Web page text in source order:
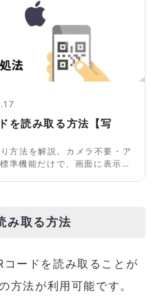
を読み取る方法【写
方法を解説。カメラ不要・ア
準機能だけで、画面に表示さ
み取る方法
ードを読み取ることが
方法が利用可能です。